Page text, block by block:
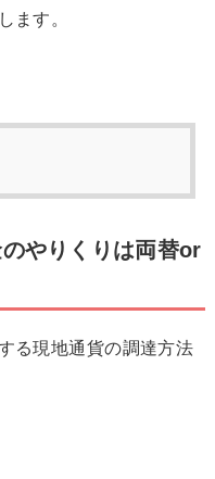
ます。
やりくりは両替or
る現地通貨の調達方法